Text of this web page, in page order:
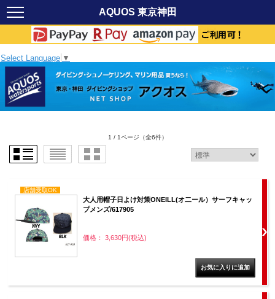
AQUOS 東京神田
Select Language ▼
1 / 1ページ （全6件）
店舗受取OK
大人用帽子日よけ対策ONEILL(オ二ール）サーフキャッ
プメンズ/617905
価格： 3,630円(税込)